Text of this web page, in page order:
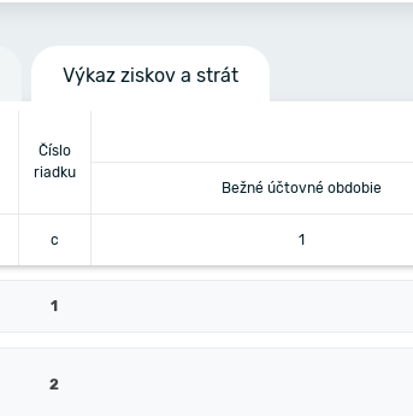
Výkaz ziskov a strát
Číslo
riadku
Bežné účtovné obdobie
c 1
1
2